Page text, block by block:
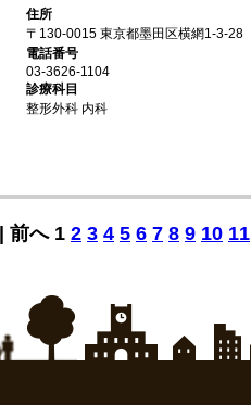
住所
〒130-0015 東京都墨田区横網1-3-28
電話番号
03-3626-1104
診療科目
整形外科 内科
前へ 1 2 3 4 5 6 7 8 9 10 11